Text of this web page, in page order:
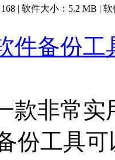
168 | 软件大小： 5.2 MB |
件备份
款非常
份工具